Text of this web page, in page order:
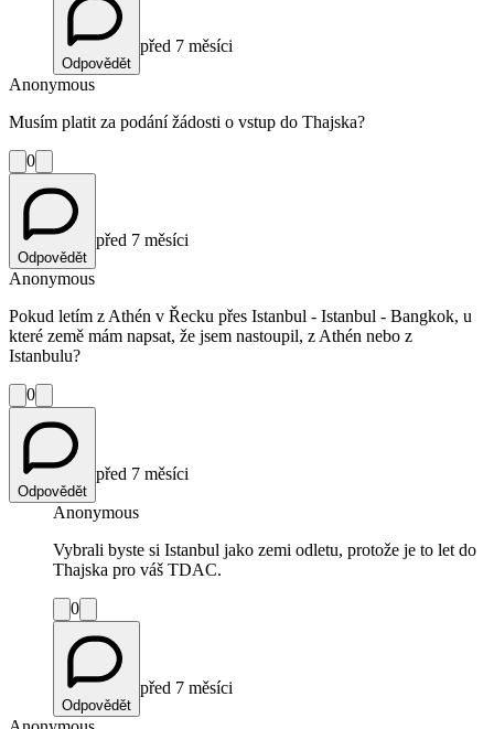
Odpovědět
před 7 měsíci
Anonymous
Musím platit za podání žádosti o vstup do Thajska?
0
Odpovědět
před 7 měsíci
Anonymous
Pokud letím z Athén v Řecku přes Istanbul - Istanbul - Bangkok, u
které země mám napsat, že jsem nastoupil, z Athén nebo z
Istanbulu?
0
Odpovědět
před 7 měsíci
Anonymous
Vybrali byste si Istanbul jako zemi odletu, protože je to let do
Thajska pro váš TDAC.
0
Odpovědět
před 7 měsíci